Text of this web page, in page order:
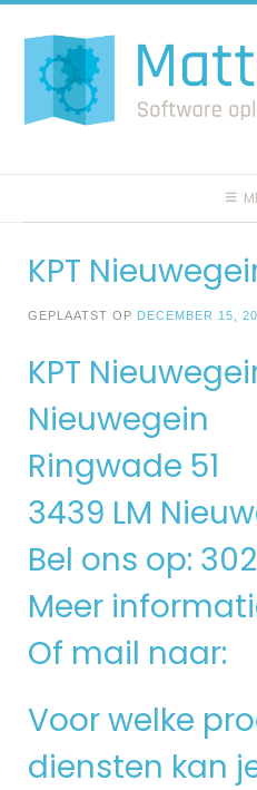
naar
inhoud
KPT
GEPLAATST OP DECEMBER 15,
KPT
Nieuwegein
Ringwade 51
3439 LM
Bel ons op:
Meer
Of mail naar:
Voor welke
diensten kan